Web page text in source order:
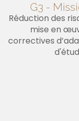
G3 -
Réduction des
mise en
correctives